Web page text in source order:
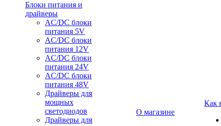
Блоки питания и
драйверы
AC/DC блоки
питания 5V
AC/DC блоки
питания 12V
AC/DC блоки
питания 24V
AC/DC блоки
питания 48V
Драйверы для
мощных
светодиодов
Драйверы для
О магазине
Как